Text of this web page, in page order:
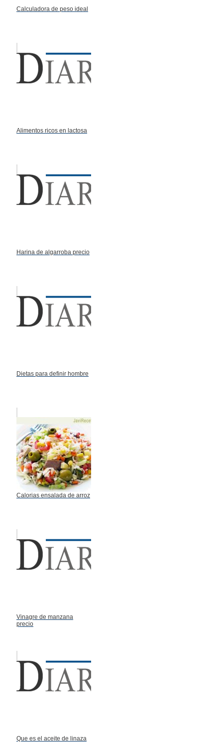
Calculadora de peso ideal
Alimentos ricos en lactosa
Harina de algarroba precio
Dietas para definir hombre
Calorias ensalada de arroz
Vinagre de manzana
precio
Que es el aceite de linaza